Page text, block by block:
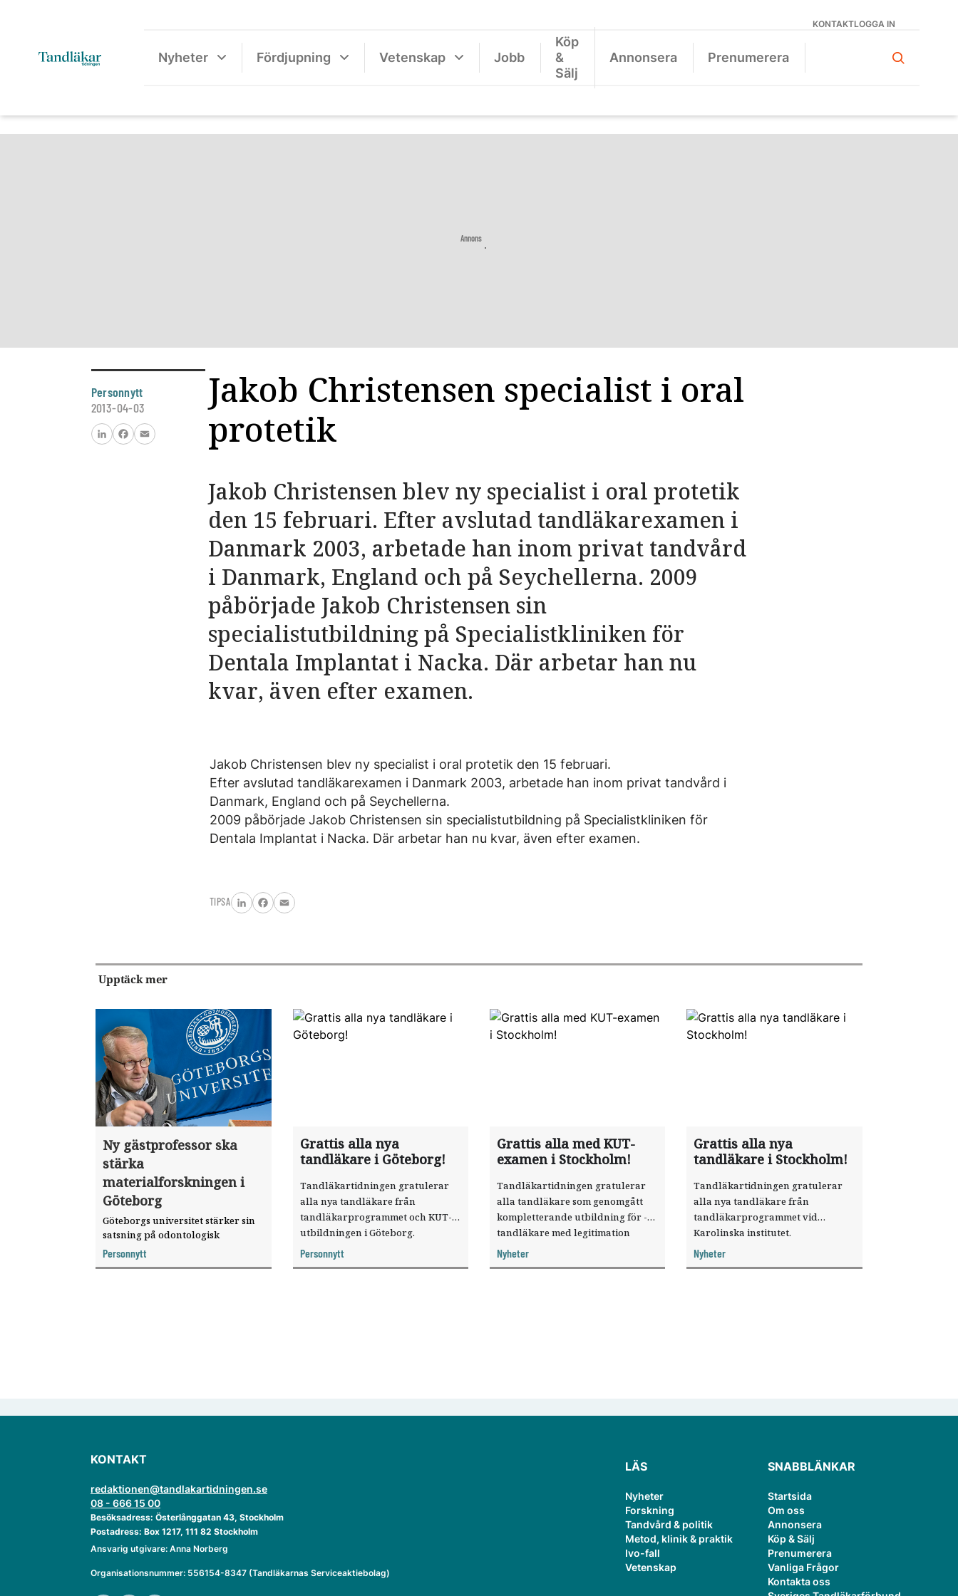
KONTAKTLOGGA IN
Nyheter Fördjupning Vetenskap Jobb
Köp
&
Sälj
Annonsera Prenumerera
Annons
Personnytt
2013-04-03
FacebookEmail
Jakob Christensen specialist i oral
protetik
Jakob Christensen blev ny specialist i oral protetik
den 15 februari. Efter avslutad tandläkarexamen i
Danmark 2003, arbetade han inom privat tandvård
i Danmark, England och på Seychellerna. 2009
påbörjade Jakob Christensen sin
specialistutbildning på Specialistkliniken för
Dentala Implantat i Nacka. Där arbetar han nu
kvar, även efter examen.
Jakob Christensen blev ny specialist i oral protetik den 15 februari.
Efter avslutad tandläkarexamen i Danmark 2003, arbetade han inom privat tandvård i
Danmark, England och på Seychellerna.
2009 påbörjade Jakob Christensen sin specialistutbildning på Specialistkliniken för
Dentala Implantat i Nacka. Där arbetar han nu kvar, även efter examen.
TIPSA
LinkedInFacebook
Email
Upptäck mer
Ny gästprofessor ska
stärka
materialforskningen i
Göteborg
Göteborgs universitet stärker sin
satsning på odontologisk
materialforskning genom att
knyta forskaren Pekka Vallittu till
Personnytt
Grattis alla nya
tandläkare i Göteborg!
Tandläkartidningen gratulerar
alla nya tandläkare från
tandläkarprogrammet och KUT-
utbildningen i Göteborg.
Personnytt
Grattis alla med KUT-
examen i Stockholm!
Tandläkartidningen gratulerar
alla tandläkare som genomgått
kompletterande ­utbildning för ­
tandläkare med legitimation
utanför EU/ESS och Schweiz (KUT)
vid Karolinska institutet.
Nyheter
Grattis alla nya
tandläkare i Stockholm!
Tandläkartidningen gratulerar
alla nya tandläkare från
tandläkarprogrammet vid
Karolinska institutet.
Nyheter
KONTAKT
redaktionen@tandlakartidningen.se
08 - 666 15 00
Besöksadress: Österlånggatan 43, Stockholm
Postadress: Box 1217, 111 82 Stockholm
Ansvarig utgivare: Anna Norberg
Organisationsnummer: 556154-8347 (Tandläkarnas Serviceaktiebolag)
LÄS
Nyheter
Forskning
Tandvård & politik
Metod, klinik & praktik
Ivo-fall
Vetenskap
SNABBLÄNKAR
Startsida
Om oss
Annonsera
Köp & Sälj
Prenumerera
Vanliga Frågor
Kontakta oss